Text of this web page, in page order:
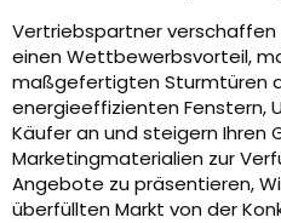
Vertriebspartner verschaffen
einen Wettbewerbsvorteil,
maßgefertigten Sturmtüren
energieeffizienten Fenstern,
Käufer an und steigern Ihren
Marketingmaterialien zur
Angebote zu präsentieren,
überfüllten Markt von der